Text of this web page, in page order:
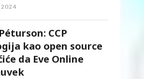
2024
CCP
kao open source
da Eve Online